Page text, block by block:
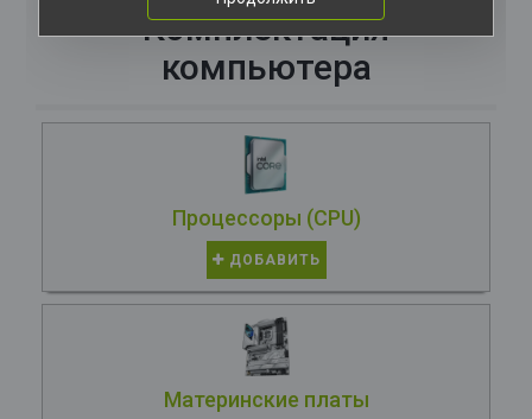
Комплектация
компьютера
Процессоры (CPU)
ДОБАВИТЬ
Материнские платы